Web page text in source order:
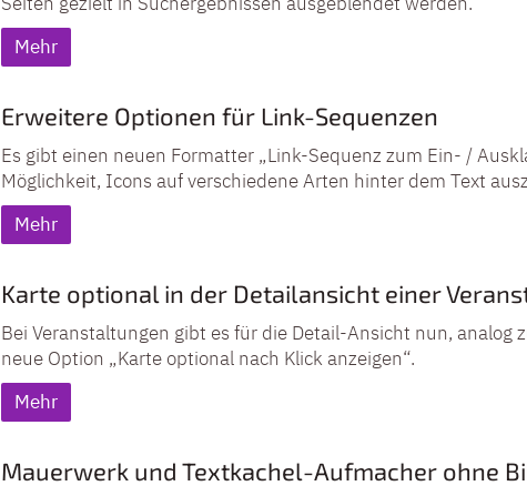
Mehr
Erweitere Optionen für Link-Sequenzen
Es gibt einen neuen Formatter „Link-Sequenz zum Ein- /
Möglichkeit, Icons auf verschiedene Arten hinter dem Text
Mehr
Karte optional in der Detailansicht einer
Bei Veranstaltungen gibt es für die Detail-Ansicht nun, analog
neue Option „Karte optional nach Klick anzeigen“.
Mehr
Mauerwerk und Textkachel-Aufmacher ohne